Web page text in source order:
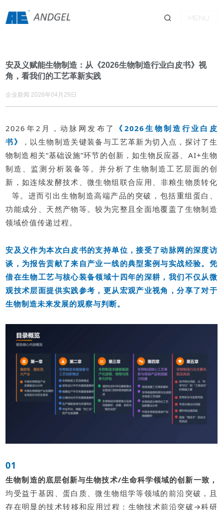
MENU
安及义赋能生物制造：从《2026生物制造行业白皮书》视
角，看我们的工艺革新实践
企业新闻 2026年04月29日
2026年2月，动脉网发布了
《2026生物制造行业白皮
书》
，以生物制造关键装备与工艺革新为切入点，探讨了生
物制造相关“基础设施”环节的创新，如生物反应器、AI+生物
制造、监测分析装备等。并分析了生物制造工艺层面的创
新，如连续发酵技术、微生物组联合应用、 非粮生物质转化
等。进而引出生物制造高端产品的突破，包括重组蛋白、
功能成分、天然产物等。较为完整且全面地覆盖了生物制造
领域价值传递过程。
安及义作为本次白皮书的支持单位，接受了动脉网的深度访
谈，为报告贡献了来自产业一线的典型案例与实战经验。凭
借在生物工艺与核心装备领域十四年的深耕，我们不仅从微
观技术层面提供实践参考，更从宏观产业视角，分享了对于
生物制造未来发展的观察与判断。
01
生物制造的底层创新与生物技术/生命科学领域的创新一致 ，
均受益于基因、蛋白质、微生物组学等领域的前沿突破，且
存在明显的技术转移和应用过程：生物技术前沿突破→科研